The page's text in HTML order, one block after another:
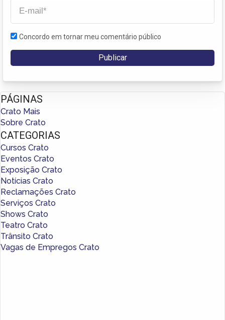
Concordo em tornar meu comentário público
PÁGINAS
Crato Mais
Sobre Crato
CATEGORIAS
Cursos Crato
Eventos Crato
Exposição Crato
Notícias Crato
Reclamações Crato
Serviços Crato
Shows Crato
Teatro Crato
Trânsito Crato
Vagas de Empregos Crato